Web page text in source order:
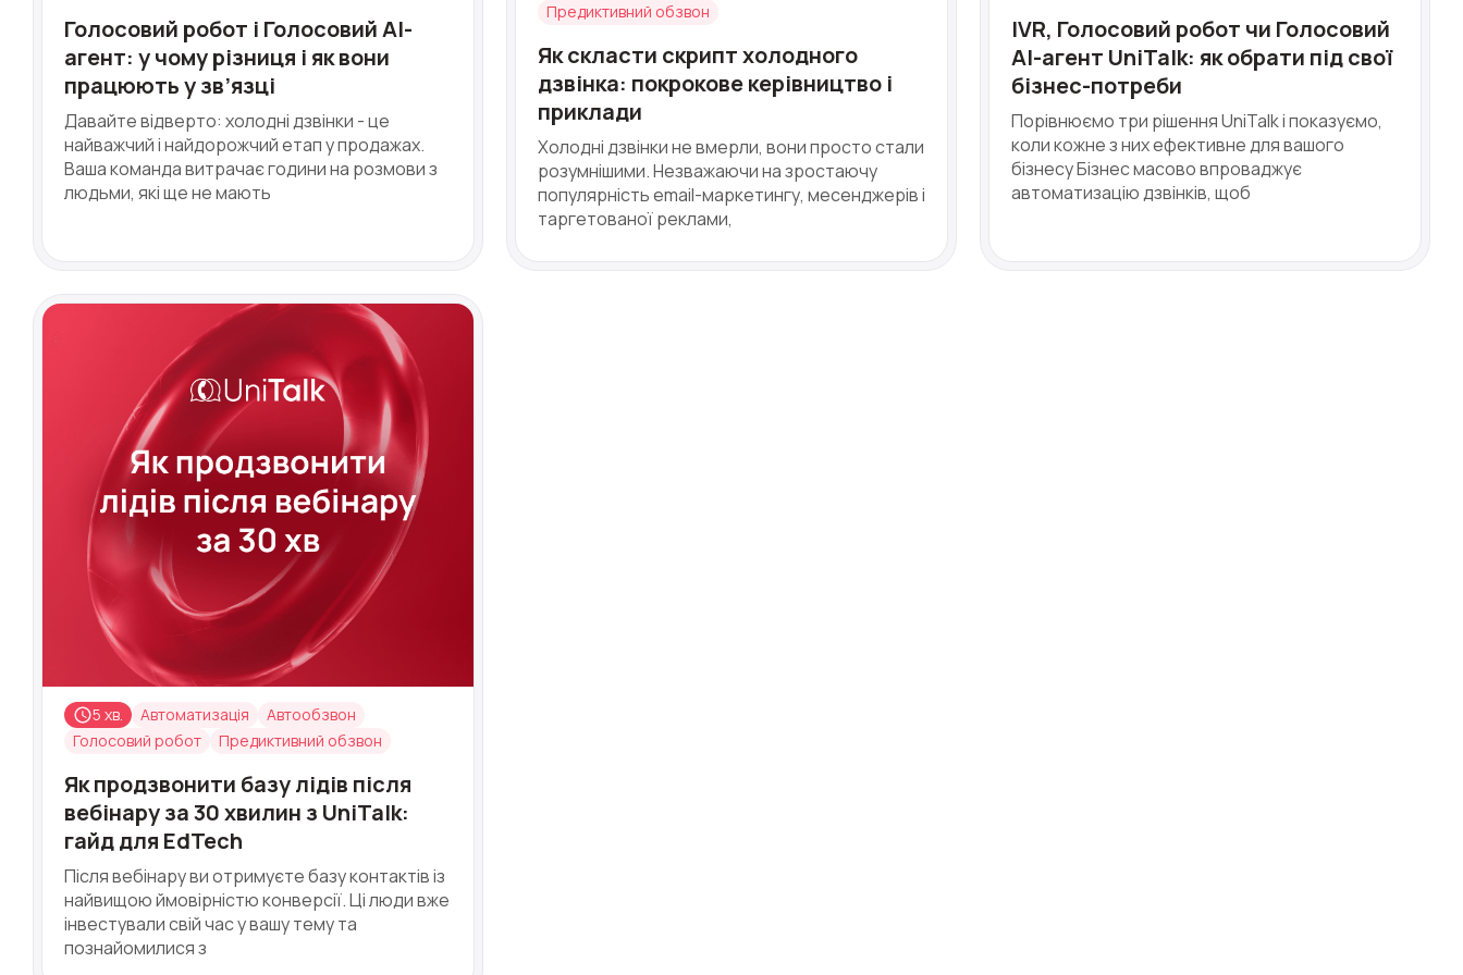
Голосовий робот і Голосовий AI-
агент: у чому різниця і як вони
працюють у зв’язці
Давайте відверто: холодні дзвінки - це
найважчий і найдорожчий етап у продажах.
Ваша команда витрачає години на розмови з
людьми, які ще не мають
Предиктивний обзвон
Як скласти скрипт холодного
дзвінка: покрокове керівництво і
приклади
Холодні дзвінки не вмерли, вони просто стали
розумнішими. Незважаючи на зростаючу
популярність email-маркетингу, месенджерів і
таргетованої реклами,
IVR, Голосовий робот чи Голосовий
AI-агент UniTalk: як обрати під свої
бізнес-потреби
Порівнюємо три рішення UniTalk і показуємо,
коли кожне з них ефективне для вашого
бізнесу Бізнес масово впроваджує
автоматизацію дзвінків, щоб
5 хв. Автоматизація
Автообзвон
Голосовий робот
Предиктивний обзвон
Як продзвонити базу лідів після
вебінару за 30 хвилин з UniTalk:
гайд для EdTech
Після вебінару ви отримуєте базу контактів із
найвищою ймовірністю конверсії. Ці люди вже
інвестували свій час у вашу тему та
познайомилися з
Написати партнеру
Ім'я Номер телефону
Компанія E-mail
Партнер
Alternative:
Ваше ім'я
Ваш номер телефону
+1
Ваше ім'я
Ваш номер телефону
+1
Ваше ім'я
Ваш номер телефону
+1
допомога
з вибором?
Безкоштовна консультація